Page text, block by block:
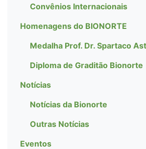
Convênios Internacionais
Homenagens do BIONORTE
Medalha Prof. Dr. Spartaco
Diploma de Graditão Bionorte
Notícias
Notícias da Bionorte
Outras Notícias
Eventos